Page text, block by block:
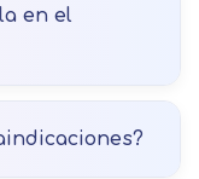
en el